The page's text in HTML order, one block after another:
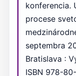
konferencia.
procese
septembra
Bratislava :
ISBN 978-